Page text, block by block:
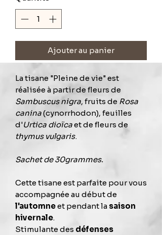
Ajouter au panier
La tisane "Pleine de vie" est
réalisée à partir de fleurs de
Sambuscus nigra, fruits de Rosa
canina(cynorrhodon), feuilles
d'Urtica dioïcaet de fleurs de
thymus vulgaris.
Sachet de 30grammes.
Cette tisane est parfaite pour vous
accompagnée au début de
l'automneet pendant la saison
hivernale.
Stimulante des défenses